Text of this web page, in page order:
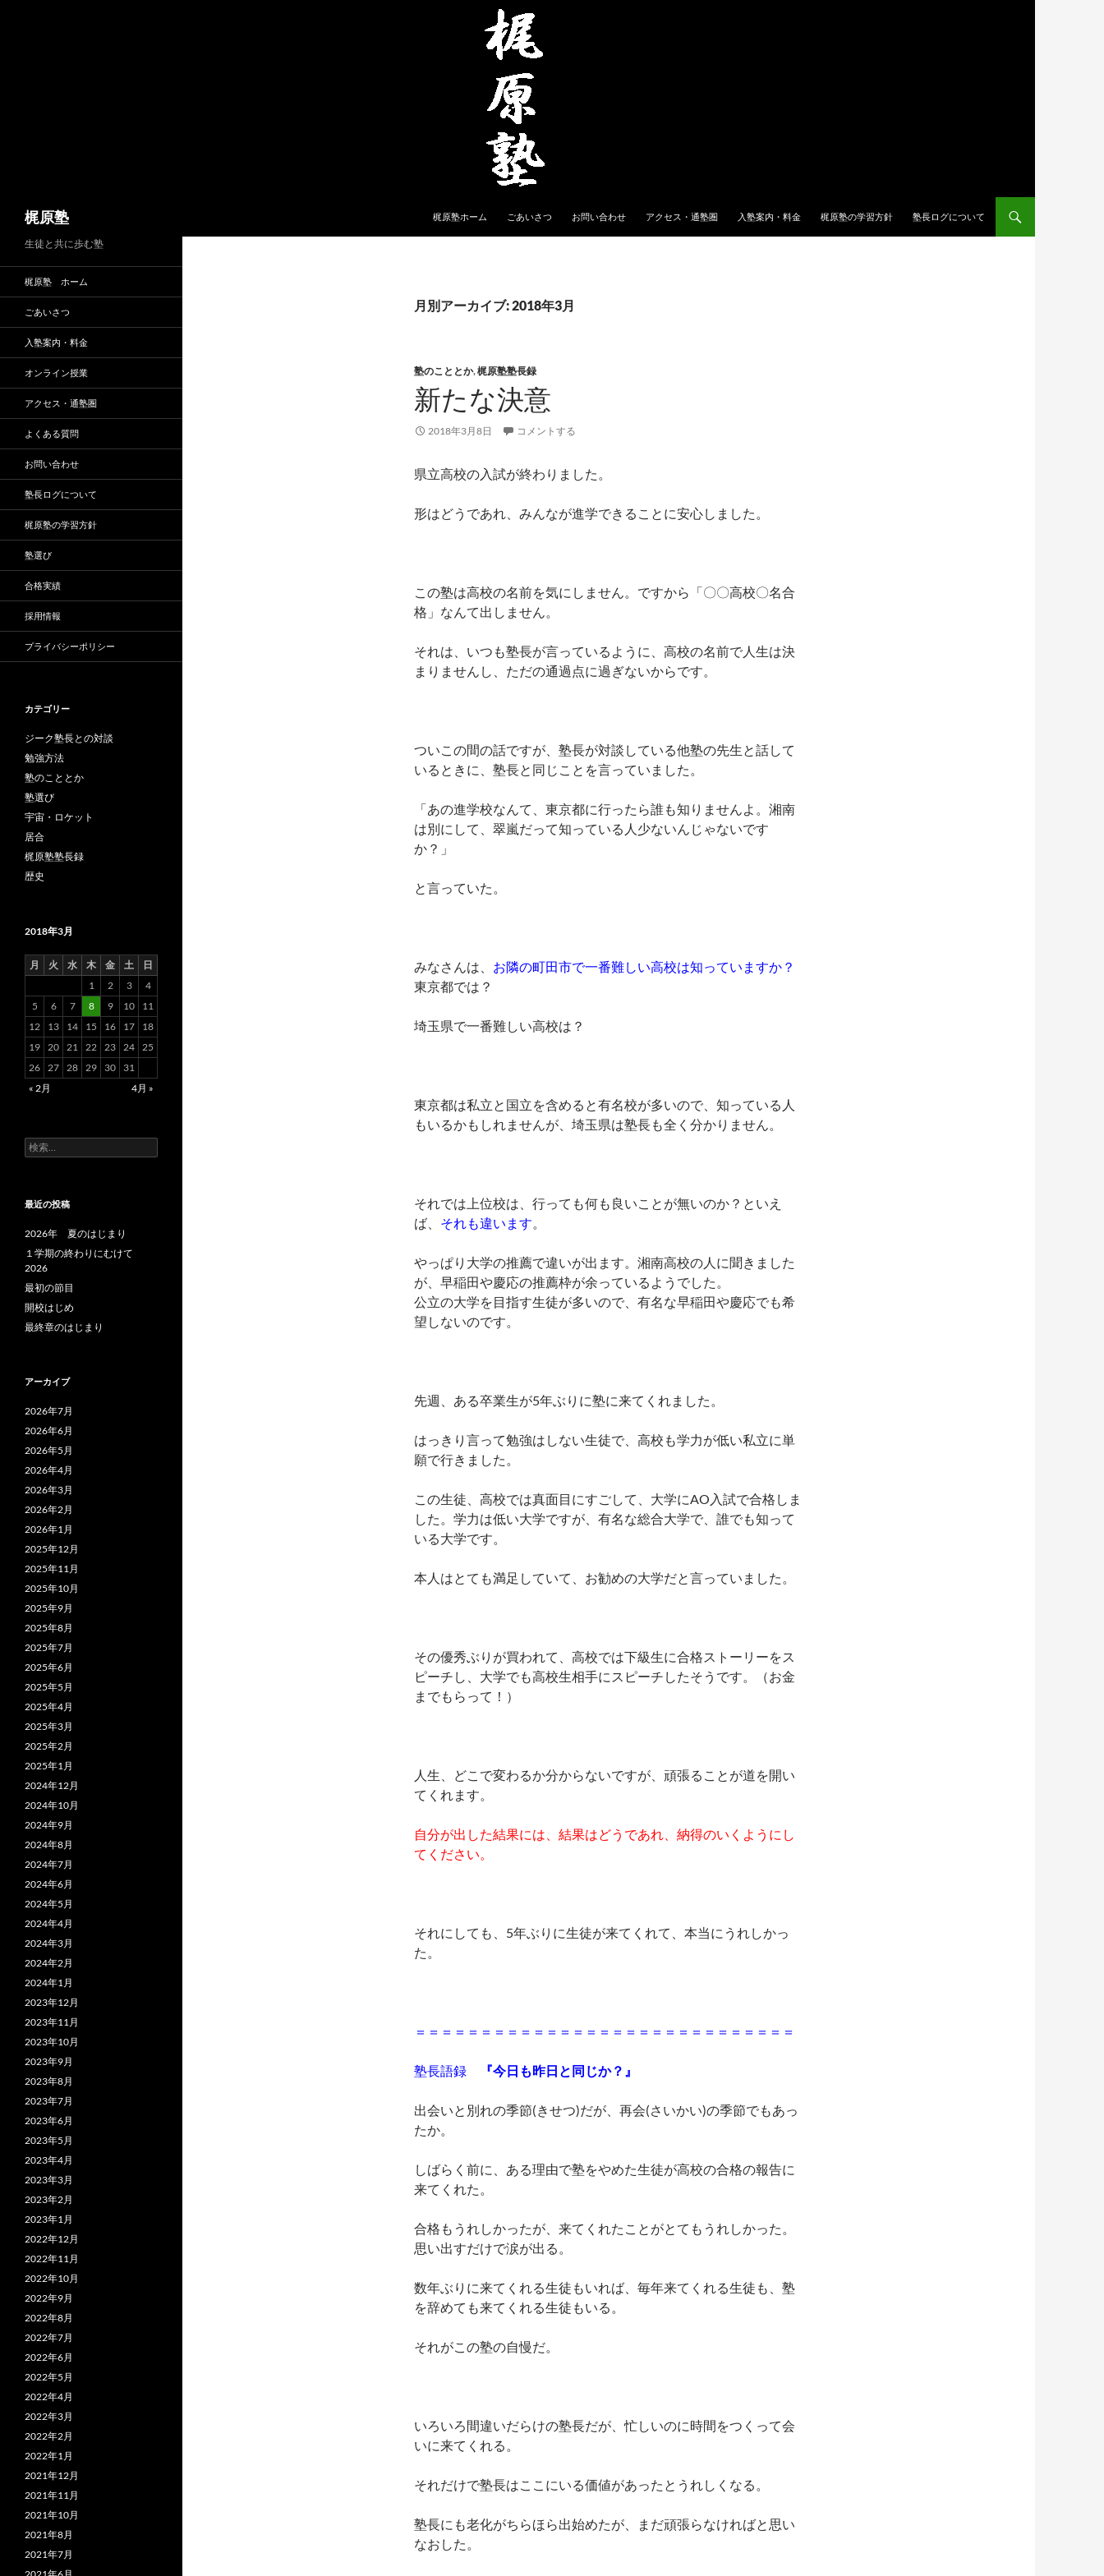
梶原塾 梶原塾ホーム ごあいさつ お問い合わせ アクセス・通塾圏 入塾案内・料金 梶原塾の学習方針 塾長ログについて
月別アーカイブ: 2018年3月
塾のこととか,梶原塾塾長録
新たな決意
2018年3月8日 コメントする
県立高校の入試が終わりました。
形はどうであれ、みんなが進学できることに安心しました。
この塾は高校の名前を気にしません。ですから「〇〇高校〇名合
格」なんて出しません。
それは、いつも塾長が言っているように、高校の名前で人生は決
まりませんし、ただの通過点に過ぎないからです。
ついこの間の話ですが、塾長が対談している他塾の先生と話して
いるときに、塾長と同じことを言っていました。
「あの進学校なんて、東京都に行ったら誰も知りませんよ。湘南
は別にして、翠嵐だって知っている人少ないんじゃないです
か？」
と言っていた。
みなさんは、 お隣の町田市で一番難しい高校は知っていますか？
東京都では？
埼玉県で一番難しい高校は？
東京都は私立と国立を含めると有名校が多いので、知っている人
もいるかもしれませんが、埼玉県は塾長も全く分かりません。
それでは上位校は、行っても何も良いことが無いのか？といえ
ば、 それも違います。
やっぱり大学の推薦で違いが出ます。湘南高校の人に聞きました
が、早稲田や慶応の推薦枠が余っているようでした。
公立の大学を目指す生徒が多いので、有名な早稲田や慶応でも希
望しないのです。
先週、ある卒業生が5年ぶりに塾に来てくれました。
はっきり言って勉強はしない生徒で、高校も学力が低い私立に単
願で行きました。
この生徒、高校では真面目にすごして、大学にAO入試で合格しま
した。学力は低い大学ですが、有名な総合大学で、誰でも知って
いる大学です。
本人はとても満足していて、お勧めの大学だと言っていました。
その優秀ぶりが買われて、高校では下級生に合格ストーリーをス
ピーチし、大学でも高校生相手にスピーチしたそうです。（お金
までもらって！）
人生、どこで変わるか分からないですが、頑張ることが道を開い
てくれます。
自分が出した結果には、結果はどうであれ、納得のいくようにし
てください。
それにしても、5年ぶりに生徒が来てくれて、本当にうれしかっ
た。
＝＝＝＝＝＝＝＝＝＝＝＝＝＝＝＝＝＝＝＝＝＝＝＝＝＝＝＝＝
塾長語録 『今日も昨日と同じか？』
出会いと別れの季節(きせつ)だが、再会(さいかい)の季節でもあっ
たか。
しばらく前に、ある理由で塾をやめた生徒が高校の合格の報告に
来てくれた。
合格もうれしかったが、来てくれたことがとてもうれしかった。
思い出すだけで涙が出る。
数年ぶりに来てくれる生徒もいれば、毎年来てくれる生徒も、塾
を辞めても来てくれる生徒もいる。
それがこの塾の自慢だ。
いろいろ間違いだらけの塾長だが、忙しいのに時間をつくって会
いに来てくれる。
それだけで塾長はここにいる価値があったとうれしくなる。
塾長にも老化がちらほら出始めたが、まだ頑張らなければと思い
なおした。
生徒と共に歩む塾
梶原塾 ホーム
ごあいさつ
入塾案内・料金
オンライン授業
アクセス・通塾圏
よくある質問
お問い合わせ
塾長ログについて
梶原塾の学習方針
塾選び
合格実績
採用情報
プライバシーポリシー
カテゴリー
ジーク塾長との対談
勉強方法
塾のこととか
塾選び
宇宙・ロケット
居合
梶原塾塾長録
歴史
2018年3月
月 火 水 木 金 土
日
1
2 3
4
5
6 7 8 9 10
11
12
13 14 15 16 17
18
19 20 21 22 23 24 25
26 27 28 29 30
31
« 2月
4月 »
検
索:
最近の投稿
2026年 夏のはじまり
１学期の終わりにむけて
2026
最初の節目
開校はじめ
最終章のはじまり
アーカイブ
2026年7月
2026年6月
2026年5月
2026年4月
2026年3月
2026年2月
2026年1月
2025年12月
2025年11月
2025年10月
2025年9月
2025年8月
2025年7月
2025年6月
2025年5月
2025年4月
2025年3月
2025年2月
2025年1月
2024年12月
2024年10月
2024年9月
2024年8月
2024年7月
2024年6月
2024年5月
2024年4月
2024年3月
2024年2月
2024年1月
2023年12月
2023年11月
2023年10月
2023年9月
2023年8月
2023年7月
2023年6月
2023年5月
2023年4月
2023年3月
2023年2月
2023年1月
2022年12月
2022年11月
2022年10月
2022年9月
2022年8月
2022年7月
2022年6月
2022年5月
2022年4月
2022年3月
2022年2月
2022年1月
2021年12月
2021年11月
2021年10月
2021年8月
2021年7月